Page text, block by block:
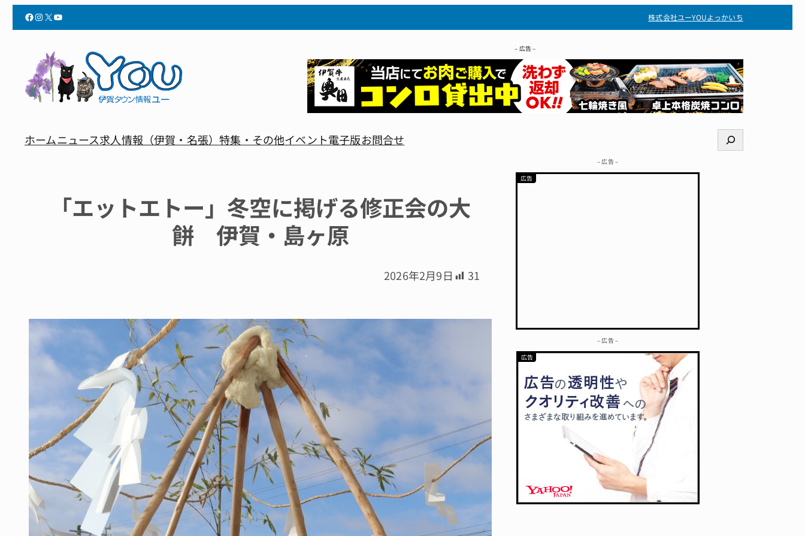
Facebook InstagramX YouTube 株式会社ユーYOUよっかいち
– 広告 –
ホームニュース求人情報（伊賀・名張）特集・その他イベント電子版お問合せ
検
索
「エットエトー」冬空に掲げる修正会の大
餅 伊賀・島ヶ原
2026年2月9日 31
– 広告 –
– 広告 –